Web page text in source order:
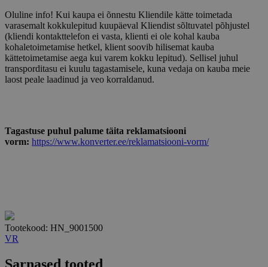
Oluline info! Kui kaupa ei õnnestu Kliendile kätte toimetada
varasemalt kokkulepitud kuupäeval Kliendist sõltuvatel põhjustel
(kliendi kontakttelefon ei vasta, klienti ei ole kohal kauba
kohaletoimetamise hetkel, klient soovib hilisemat kauba
kättetoimetamise aega kui varem kokku lepitud). Sellisel juhul
transporditasu ei kuulu tagastamisele, kuna vedaja on kauba meie
laost peale laadinud ja veo korraldanud.
Tagastuse puhul palume täita reklamatsiooni
vorm: https://www.konverter.ee/reklamatsiooni-vorm/
Tootekood: HN_9001500
VR
Sarnased tooted